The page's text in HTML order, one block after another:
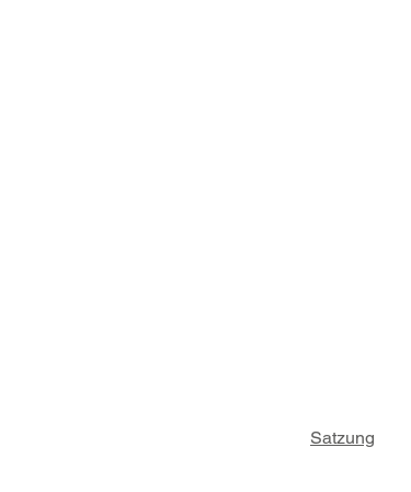
Satzung